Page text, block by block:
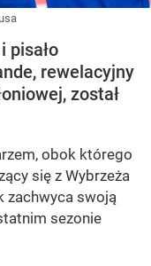
pisało
rewelacyjny
został
obok którego
się z Wybrzeża
zachwyca swoją
sezonie